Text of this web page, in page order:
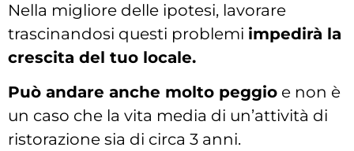
Nella migliore delle ipotesi, lavorare
trascinandosi questi problemi impedirà la
crescita del tuo locale.
Può andare anche molto peggio e non è
un caso che la vita media di un’attività di
ristorazione sia di circa 3 anni.